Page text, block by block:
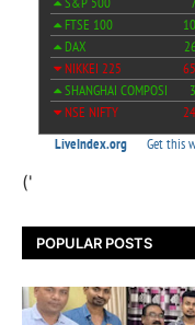
('
POPULAR POSTS